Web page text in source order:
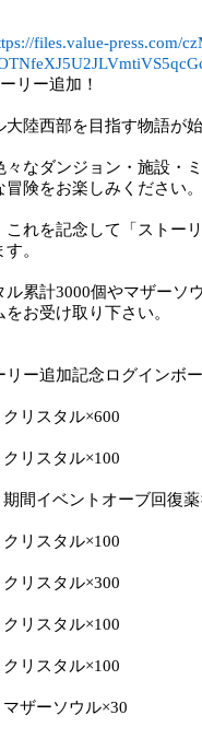
files.value-press.com/
リー追加！
大陸西部を目指す物語が
々なダンジョン・施設・
冒険をお楽しみください。
これを記念して「ストー
。
ル累計3000個やマザーソ
をお受け取り下さい。
リー追加記念ログインボ
リスタル×600
リスタル×100
間イベントオーブ回復薬
リスタル×100
リスタル×300
リスタル×100
リスタル×100
ザーソウル×30